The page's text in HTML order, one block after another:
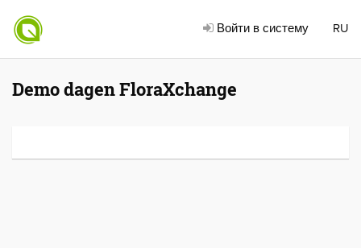
Войти в систему RU
Demo dagen FloraXchange